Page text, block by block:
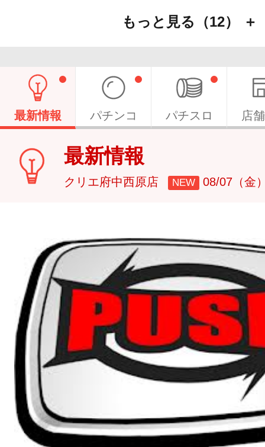
もっと見る（12） ＋
最新情報 パチンコ パチスロ 店
最新情報
クリエ府中西原店 NEW 08/07（金